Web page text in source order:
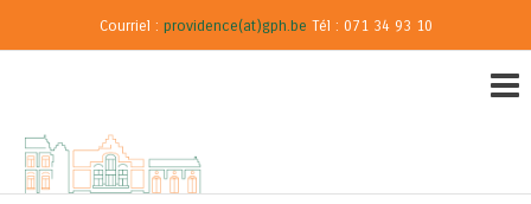
Courriel : providence(at)gph.be Tél : 071 34 93 10